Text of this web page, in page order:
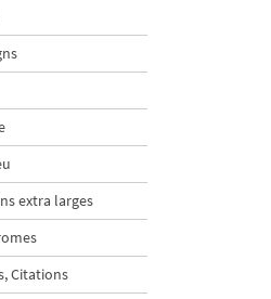
extra larges
Citations